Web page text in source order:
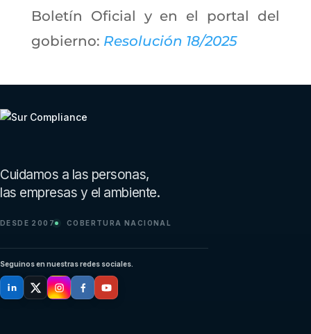
Boletín Oficial y en el portal del
gobierno: Resolución 18/2025
Cuidamos a las personas,
las empresas y el ambiente.
DESDE 2007 COBERTURA NACIONAL
Seguinos en nuestras redes sociales.